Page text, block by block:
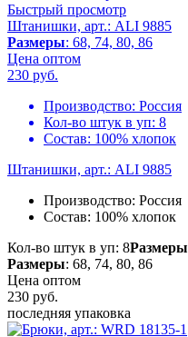
Быстрый просмотр
Штанишки, арт.: ALI 9885
Размеры: 68, 74, 80, 86
Цена оптом
230 руб.
Производство: Россия
Кол-во штук в уп: 8
Состав: 100% хлопок
Штанишки, арт.: ALI 9885
Производство: Россия
Состав: 100% хлопок
Кол-во штук в уп: 8Размеры
Размеры: 68, 74, 80, 86
Цена оптом
230 руб.
последняя упаковка